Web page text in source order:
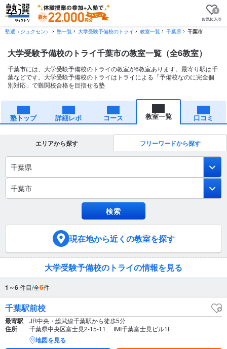
0
塾選（ジュクセン） 塾一覧 大学受験予備校のトライ 教室一覧 千葉県 千葉市
大学受験予備校のトライ千葉市の教室一覧（全6教室）
千葉市には、大学受験予備校のトライの教室が6教室あります。最寄り駅は千
葉などです。大学受験予備校のトライはトライによる「予備校なのに完全個
別対応」で難関校合格を目指せる塾
塾トップ 詳細レポ コース 教室一覧 口コミ
エリアから探す フリーワードから探す
千葉県
千葉市
現在地から近くの教室を探す
大学受験予備校のトライの情報を見る
1～6件目/全6件
千葉駅前校
最寄駅 JR中央・総武線千葉駅から徒歩5分
住所 千葉県中央区富士見2-15-11 IMI千葉富士見ビル1F
地図を見る